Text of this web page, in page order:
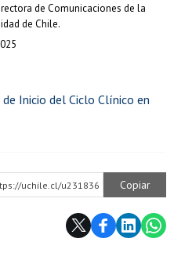
Inicio del Ciclo Clínico en
de Comunicaciones de la
de Chile.
uchile.cl/u231836 Copiar